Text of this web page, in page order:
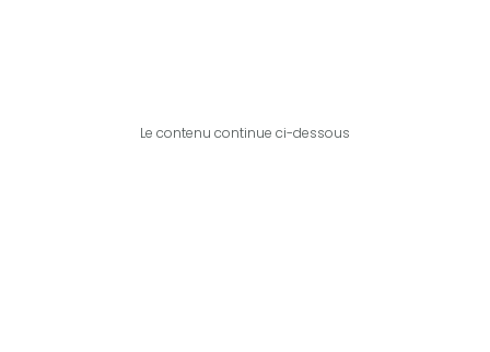
Le contenu continue ci-dessous